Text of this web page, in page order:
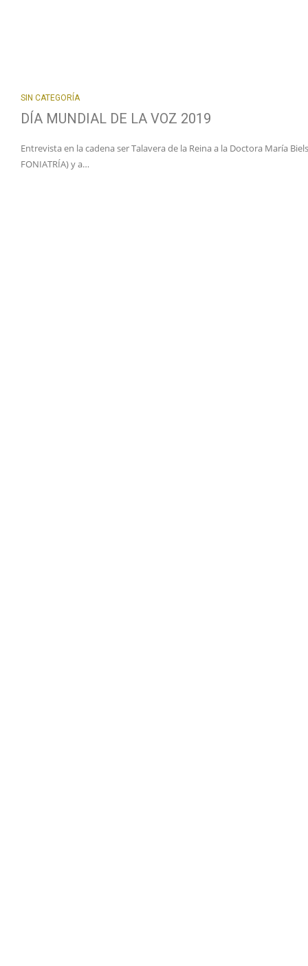
SIN CATEGORÍA
DÍA MUNDIAL DE LA VOZ 2019
Entrevista en la cadena ser Talavera de la Reina a la Doctora María
FONIATRÍA) y a…